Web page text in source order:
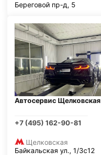
Береговой пр-д, 5
Автосервис Щелковская
+7 (495) 162-90-81
Щелковская
Байкальская ул., 1/3с12